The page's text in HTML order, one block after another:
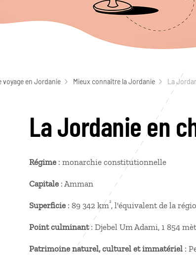
voyage en Jordanie Mieux connaître la Jordanie La
La Jordanie en
Régime : monarchie constitutionnelle
Capitale : Amman
Superficie : 89 342 km², l'équivalent de la
Point culminant: Djebel Um Adami, 1 854
Patrimoine naturel, culturel et immatériel :